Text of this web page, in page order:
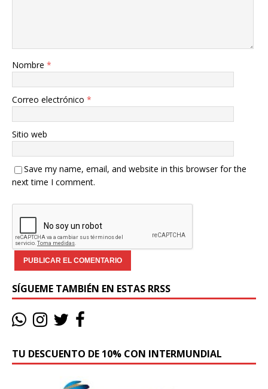
Nombre *
Correo electrónico *
Sitio web
Save my name, email, and website in this browser for the
next time I comment.
SÍGUEME TAMBIÉN EN ESTAS RRSS
TU DESCUENTO DE 10% CON INTERMUNDIAL